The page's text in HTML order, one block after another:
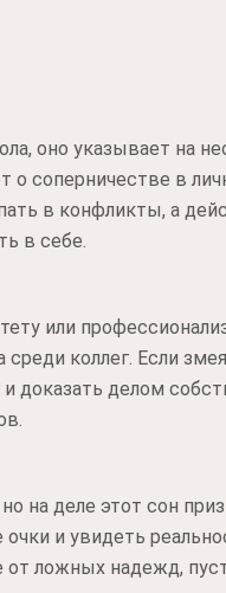
оно указывает на
соперничестве в
в конфликты, а
в себе.
или
коллег. Если
доказать делом
на деле этот сон
и увидеть
ложных надежд,